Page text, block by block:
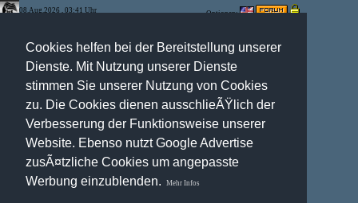
Cookies helfen bei der Bereitstellung unserer
Dienste. Mit Nutzung unserer Dienste
stimmen Sie unserer Nutzung von Cookies
zu. Die Cookies dienen ausschlieÃŸlich der
Verbesserung der Funktionsweise unserer
Website. Ebenso nutzt Google Advertise
zusÃ¤tzliche Cookies um angepasste
Werbung einzublenden.
Mehr Infos
08.Aug.2026 , 03:41 Uhr Optionen: